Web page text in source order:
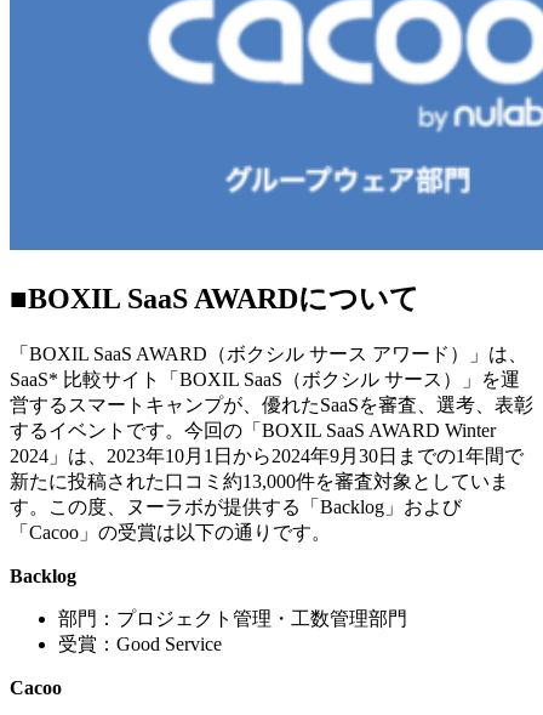
■BOXIL SaaS AWARDについて
「BOXIL SaaS AWARD（ボクシル サース アワード）」は、
SaaS* 比較サイト「BOXIL SaaS（ボクシル サース）」を運
営するスマートキャンプが、優れたSaaSを審査、選考、表彰
するイベントです。今回の「BOXIL SaaS AWARD Winter
2024」は、2023年10月1日から2024年9月30日までの1年間で
新たに投稿された口コミ 約13,000件を審査対象としていま
す。
この度、ヌーラボが提供する「Backlog」および
「Cacoo」の受賞は以下の通りです。
Backlog
部門：プロジェクト管理・工数管理部門
受賞：Good Service
Cacoo